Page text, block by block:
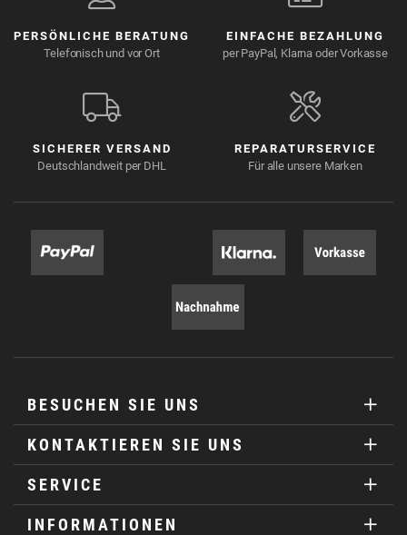
PERSÖNLICHE BERATUNG
Telefonisch und vor Ort
EINFACHE BEZAHLUNG
per PayPal, Klarna oder Vorkasse
SICHERER VERSAND
Deutschlandweit per DHL
REPARATURSERVICE
Für alle unsere Marken
BESUCHEN SIE UNS
KONTAKTIEREN SIE UNS
SERVICE
INFORMATIONEN